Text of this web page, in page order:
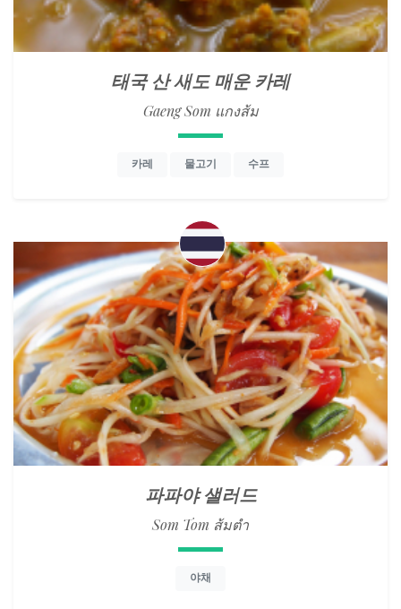
태국 산 새도 매운 카레
Gaeng Som แกงส้ม
카레 물고기 수프
파파야 샐러드
Som Tom ส้มตำ
야채